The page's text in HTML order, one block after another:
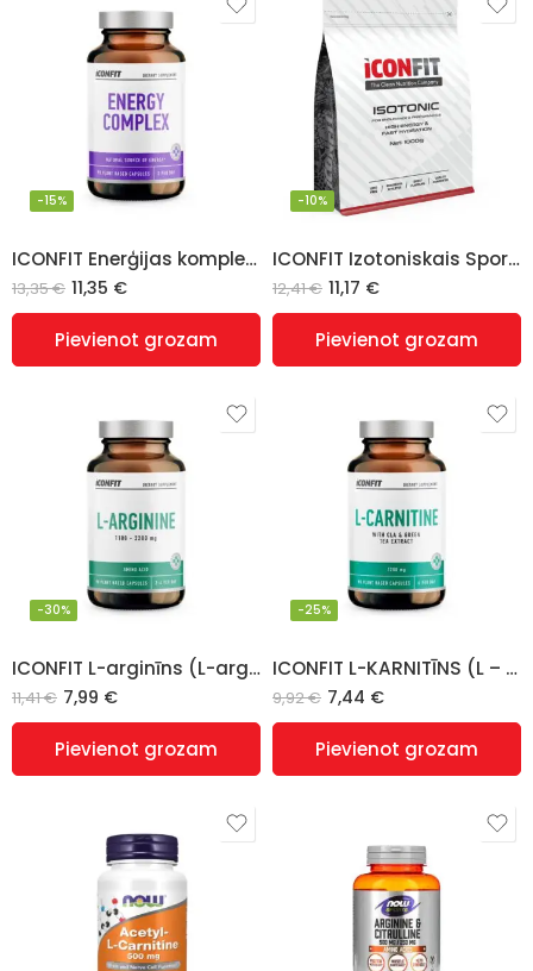
ICONFIT Enerģijas komplekss (Energy complex), 90 kapsulas
-15%
13,35€ 11,35 €
Pievienot grozam
ICONFIT Izotoniskais Sporta Dzēriens, dzērveņu (1KG)
-10%
12,41€ 11,17 €
Pievienot grozam
ICONFIT L-arginīns (L-arginine), 90 kapsulas
-30%
11,41€ 7,99 €
Pievienot grozam
ICONFIT L-KARNITĪNS (L – Carnitine) ar CLA un zaļās tējas ekstraktu (90 kapsulas)
-25%
9,92€ 7,44 €
Pievienot grozam